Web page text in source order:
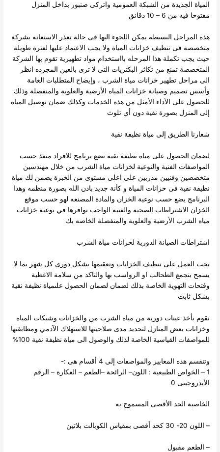
المياة الجديدة من الشبكة العمومية واتركى صنبور بداخل المنزل
مفتوحا فيه من 6 – 10 دقائق
هذه المراحل البسيطه يمكن اللجوء اليها فى حالة تعذر الاستعانه بشركة
متخصصة فى تنظيف خزانات المياة ولا يجب الاعتماد عليها لفترة طويلة
حيث يجب تكملة هذا المرحله بااستخدام مواد تطهيرية تقوم بها الشركة
المتخصصة تمنع من تكاثر البكتريات التى لا ترى بالعين المجرده انظر
الى مراحل تطهير خزانات مياة الشرب ، وإيضاح المتطلبات العامة
وأسس تصميم وصيانة خزانات المياه الأرضية والعلوية والمنفصلة وذلك
للحصول على الأداء الأمثل من هذه الخدمات وكذلك ضمان توصيل المياه
إلى المنزل بصورة نقية دون أي تلوث
شعارنا الطريق إلى مياة نظيفة نقية
لضمان الحصول على مياة نظيفة نقية نضع برنامج للافراد منفذ حسب
المواصفات الفنية والنوعية لخزانات مياة الشرب من خلال مهندسين
متخصصين وفنيين مدربين على اعلى مستوى من الخبرة يضمن لك مياة
نظيفة نقية فى خزانات المياة و كأنة جديد باذن الله بصورة منظمه وهذا
البرنامج يضع حسب نوعية الخزان والمادة المصنعه لهو حسب موقع
الخزان الاشتراطات الصحية والفنية الواجب توافرها في نوعية خزانات
مياه الشرب الأرضية والعلوية والمنفصلة الخاصه بك
اشتراطات الصيانة الدورية لخزانات مياة الشرب
يجب العمل على تنظيف الخزانات وتعقيمها بشكل دورى كل شهر بما لا
يسمح بتجمع الطحالب او الرواسب بها والتاكد من سلامة الاغطية
وفتحات التهوية الخاصة بذلك لضمان لضمان الحصول علىمياة نظيفة نقية
بشكل ثابت
نقوم بأخذ عينات دورية من مياه الشرب من والخزانات وشبكات المياه
وخزانات بعض المنازل لتحديد مدى صلاحيتها للاستهلاك الآدمي ومطابقتها
للمواصفات القياسية الخاصة لذلك والوصول الى مياة نظيفة نقية 100%
وتنقسم هذه المعايير والمواصفات إلى 4 أقسام هى :-
1 – الخواص الطبيعية : اللون– الرائحة –الطعم – العكارة – الرقم
الأيدروجينى 0
الخاصية الحد الأقصى المسموح به
– اللون 20- 30 كحد أقصى بمقياس الكوبالت بلاتين
– الطعم مقبول